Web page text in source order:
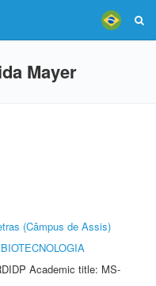
Mayer
(Câmpus de Assis)
Academic title: MS-